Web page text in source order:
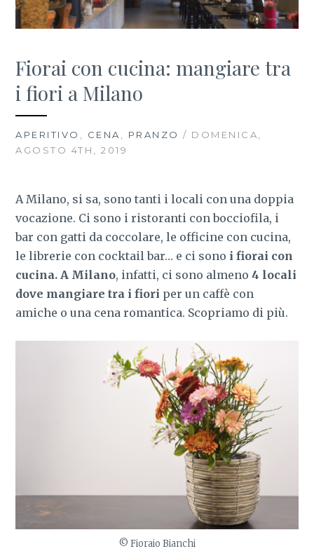
Fiorai con cucina: mangiare tra
i fiori a Milano
APERITIVO , CENA , PRANZO / DOMENICA,
AGOSTO 4TH, 2019
A Milano, si sa, sono tanti i locali con una doppia
vocazione. Ci sono i ristoranti con bocciofila, i
bar con gatti da coccolare, le officine con cucina,
le librerie con cocktail bar… e ci sono i fiorai con
cucina. A Milano, infatti, ci sono almeno 4 locali
dove mangiare tra i fiori per un caffè con
amiche o una cena romantica. Scopriamo di più.
© Fioraio Bianchi